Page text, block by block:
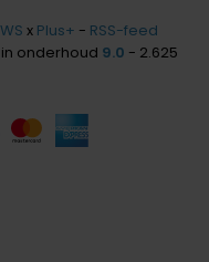
x Plus+ - RSS-feed
onderhoud 9.0 - 2.625